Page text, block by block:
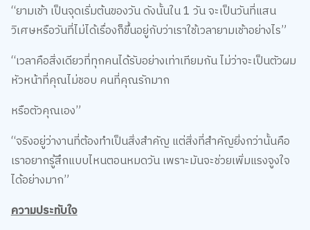
“ยามเช้า เป็นจุดเริ่มต้นของวัน ดังนั้นใน 1 วัน จะเป็นวันที่แสน
วิเศษหรือวันที่ไม่ได้เรื่องก็ขึ้นอยู่กับว่าเราใช้เวลายามเช้าอย่างไร”
“เวลาคือสิ่งเดียวที่ทุกคนได้รับอย่างเท่าเทียมกัน ไม่ว่าจะเป็นตัวผม
หัวหน้าที่คุณไม่ชอบ คนที่คุณรักมาก
หรือตัวคุณเอง”
“จริงอยู่ว่างานที่ต้องทำเป็นสิ่งสำคัญ แต่สิ่งที่สำคัญยิ่งกว่านั้นคือ
เราอยากรู้สึกแบบไหนตอนหมดวัน เพราะมันจะช่วยเพิ่มแรงจูงใจ
ได้อย่างมาก”
ความประทับใจ